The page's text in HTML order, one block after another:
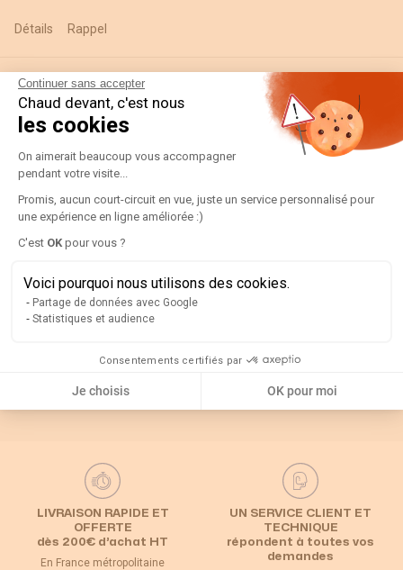
Continuer sans accepter
Chaud devant, c'est nous
les cookies
Plateforme de Gestion du
On aimerait beaucoup vous accompagner
pendant votre visite...
Promis, aucun court-circuit en vue, juste un service personnalisé pour
une expérience en ligne améliorée :)
C'est OK pour vous ?
Voici pourquoi nous utilisons des cookies.
Partage de données avec Google
Statistiques et audience
Consentements certifiés par
Je choisis OK pour moi
Détails Rappel
Informations techniques
Détails
Catégories associées
Default Category
Interrupteur
sectionneur
Poignées et axes
LIVRAISON RAPIDE ET
OFFERTE
dès 200€ d’achat HT
En France métropolitaine
UN SERVICE CLIENT ET
TECHNIQUE
répondent à toutes vos
demandes